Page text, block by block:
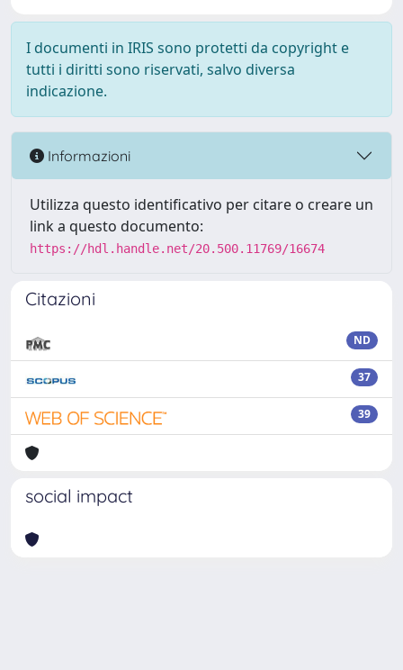
I documenti in IRIS sono protetti da copyright e
tutti i diritti sono riservati, salvo diversa
indicazione.
Informazioni
Utilizza questo identificativo per citare o creare un
link a questo documento:
https://hdl.handle.net/20.500.11769/16674
Citazioni
ND
37
39
social impact